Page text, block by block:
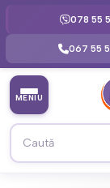
078 55
067 55
MENIU